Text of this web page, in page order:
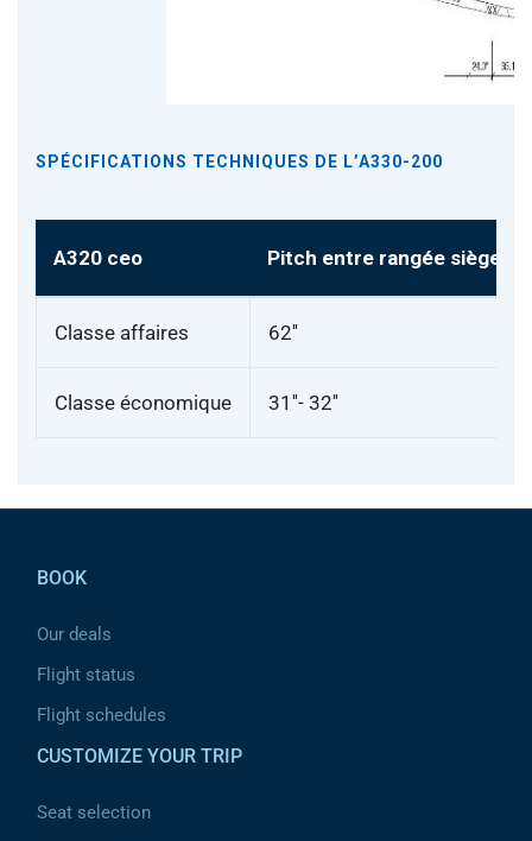
SPÉCIFICATIONS TECHNIQUES DE L’A330-200
A320 ceo Pitch entre rangée sièges
Classe affaires 62''
Classe économique 31''- 32''
BOOK
Our deals
Flight status
Flight schedules
CUSTOMIZE YOUR TRIP
Seat selection